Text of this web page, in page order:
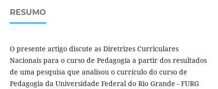
RESUMO
O presente artigo discute as Diretrizes Curriculares
Nacionais para o curso de Pedagogia a partir dos resultados
de uma pesquisa que analisou o currículo do curso de
Pedagogia da Universidade Federal do Rio Grande - FURG